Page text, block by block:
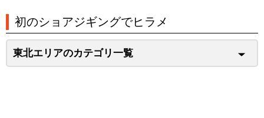
初のショアジギングでヒラメ
東北エリアのカテゴリ一覧